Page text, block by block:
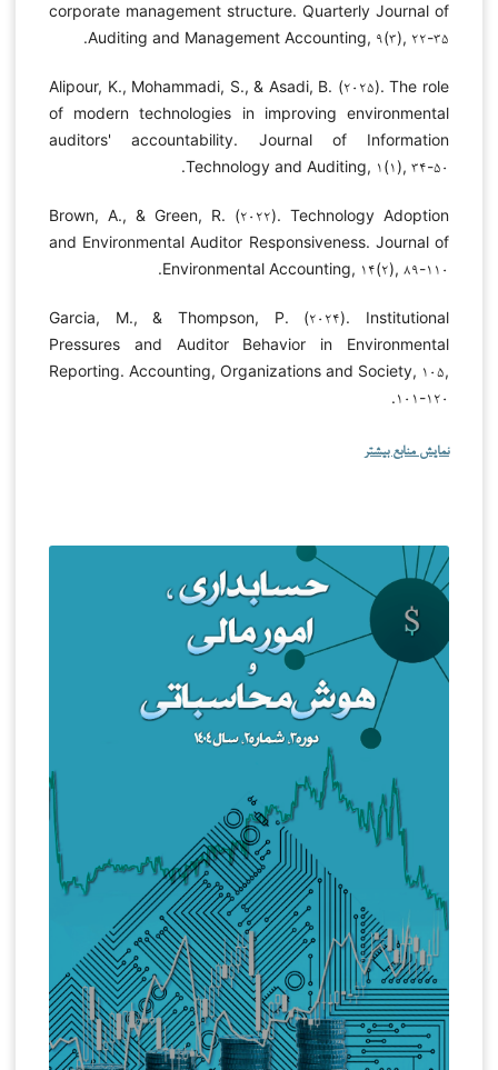
corporate management structure. Quarterly Journal of
Auditing and Management Accounting, ۹(۳), ۲۲-۳۵.
Alipour, K., Mohammadi, S., & Asadi, B. (۲۰۲۵). The role
of modern technologies in improving environmental
auditors' accountability. Journal of Information
Technology and Auditing, ۱(۱), ۳۴-۵۰.
Brown, A., & Green, R. (۲۰۲۲). Technology Adoption
and Environmental Auditor Responsiveness. Journal of
Environmental Accounting, ۱۴(۲), ۸۹-۱۱۰.
Garcia, M., & Thompson, P. (۲۰۲۴). Institutional
Pressures and Auditor Behavior in Environmental
Reporting. Accounting, Organizations and Society, ۱۰۵,
۱۰۱-۱۲۰.
نمایش منابع بیشتر